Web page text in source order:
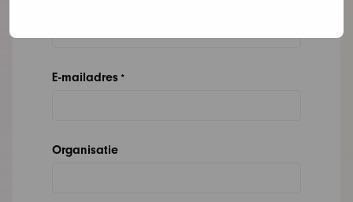
E-mailadres *
Organisatie